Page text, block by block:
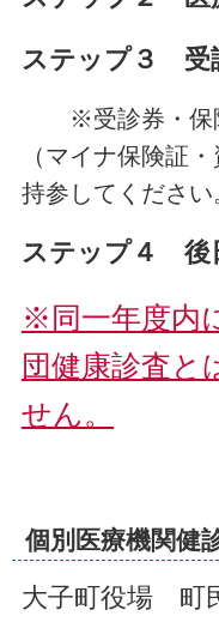
ステップ３ 受
※受診券・保険
（マイナ保険証
持参してください
ステップ４ 後
※同一年度内
団健康診査と
せん。
個別医療機関健
大子町役場